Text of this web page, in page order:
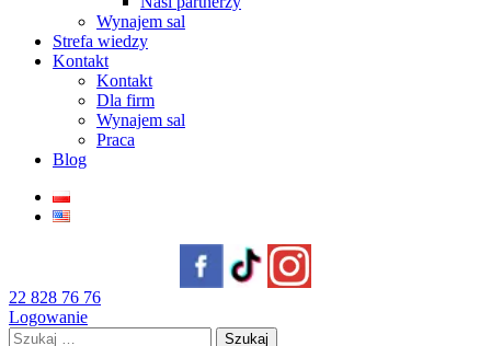
Wynajem sal
Strefa wiedzy
Kontakt
Kontakt
Dla firm
Wynajem sal
Praca
Blog
22 828 76 76
Logowanie
Szukaj: